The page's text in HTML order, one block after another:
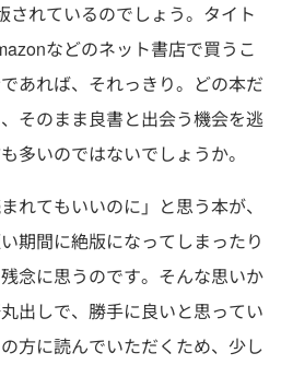
されているのでしょう。タイト
などのネット書店で買うこ
あれば、それっきり。どの本だ
そのまま良書と出会う機会を逃
多いのではないでしょうか。
れてもいいのに」と思う本が、
期間に絶版になってしまったり
念に思うのです。そんな思いか
出しで、勝手に良いと思ってい
方に読んでいただくため、少し